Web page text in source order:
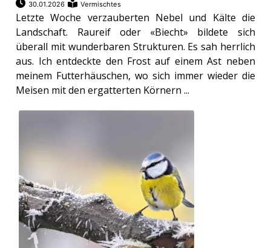
30.01.2026 Vermischtes
Letzte Woche verzauberten Nebel und Kälte die
Landschaft. Raureif oder «Biecht» bildete sich
überall mit wunderbaren Strukturen. Es sah herrlich
aus. Ich entdeckte den Frost auf einem Ast neben
meinem Futterhäuschen, wo sich immer wieder die
Meisen mit den ergatterten Körnern ...